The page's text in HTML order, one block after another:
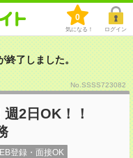
0
気になる！ ログイン
了しました。
No.SSSS723082
2日OK！！
登録・面接OK